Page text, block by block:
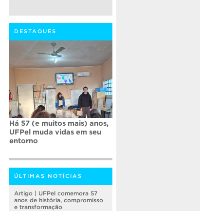
DESTAQUES
Há 57 (e muitos mais) anos,
UFPel muda vidas em seu
entorno
ÚLTIMAS NOTÍCIAS
Artigo | UFPel comemora 57
anos de história, compromisso
e transformação